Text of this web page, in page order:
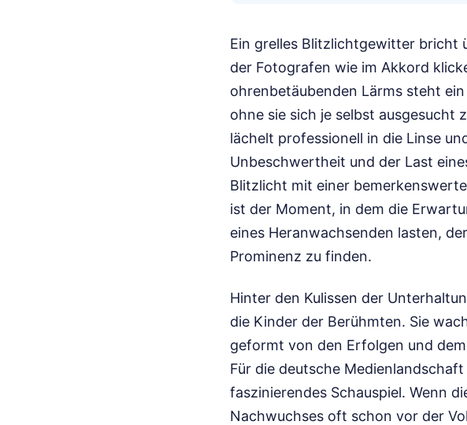
Ein grelles Blitzlichtgewitter bricht
der Fotografen wie im Akkord
ohrenbetäubenden Lärms steht
ohne sie sich je selbst ausgesucht
lächelt professionell in die Linse
Unbeschwertheit und der Last
Blitzlicht mit einer
ist der Moment, in dem die
eines Heranwachsenden lasten,
Prominenz zu finden.
Hinter den Kulissen der
die Kinder der Berühmten. Sie
geformt von den Erfolgen und
Für die deutsche
faszinierendes Schauspiel. Wenn
Nachwuchses oft schon vor der